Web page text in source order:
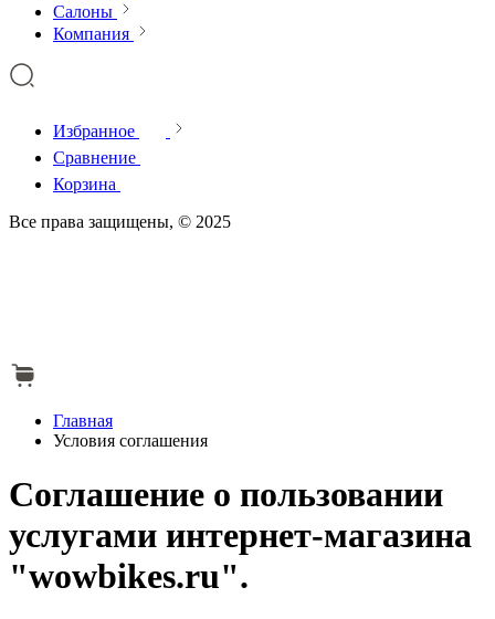
Салоны
Компания
Избранное
Сравнение
Корзина
Все права защищены, © 2025
Главная
Условия соглашения
Соглашение о пользовании
услугами интернет-магазина
"wowbikes.ru".